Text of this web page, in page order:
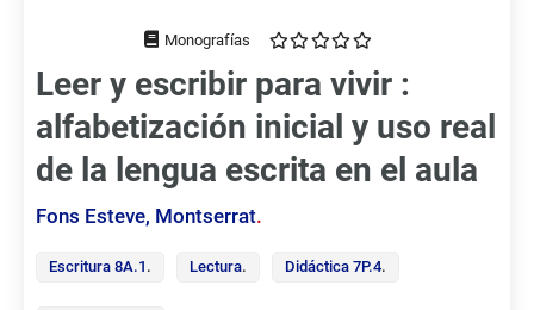
Tipo
documento
Leer y escribir para vivir :
alfabetización inicial y uso real
de la lengua escrita en el aula
Fons Esteve, Montserrat.
Escritura 8A.1 . Lectura. Didáctica 7P.4.